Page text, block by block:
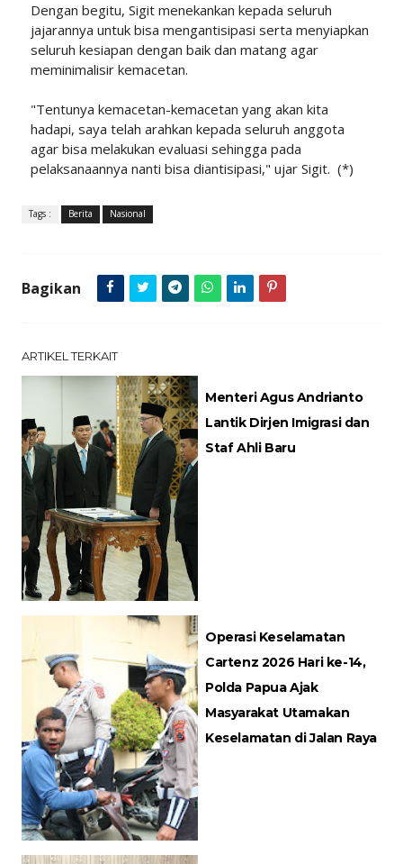
Dengan begitu, Sigit menekankan kepada seluruh
jajarannya untuk bisa mengantisipasi serta menyiapkan
seluruh kesiapan dengan baik dan matang agar
meminimalisir kemacetan.
"Tentunya kemacetan-kemacetan yang akan kita
hadapi, saya telah arahkan kepada seluruh anggota
agar bisa melakukan evaluasi sehingga pada
pelaksanaannya nanti bisa diantisipasi," ujar Sigit. (*)
Tags : Berita Nasional
Bagikan
ARTIKEL TERKAIT
Menteri Agus Andrianto
Lantik Dirjen Imigrasi dan
Staf Ahli Baru
Operasi Keselamatan
Cartenz 2026 Hari ke-14,
Polda Papua Ajak
Masyarakat Utamakan
Keselamatan di Jalan Raya